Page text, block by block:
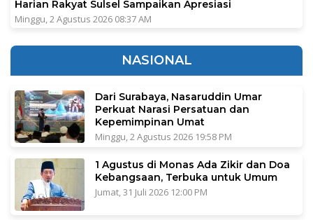
Harian Rakyat Sulsel Sampaikan Apresiasi
Minggu, 2 Agustus 2026 08:37 AM
NASIONAL
Dari Surabaya, Nasaruddin Umar
Perkuat Narasi Persatuan dan
Kepemimpinan Umat
Minggu, 2 Agustus 2026 19:58 PM
1 Agustus di Monas Ada Zikir dan Doa
Kebangsaan, Terbuka untuk Umum
Jumat, 31 Juli 2026 12:00 PM